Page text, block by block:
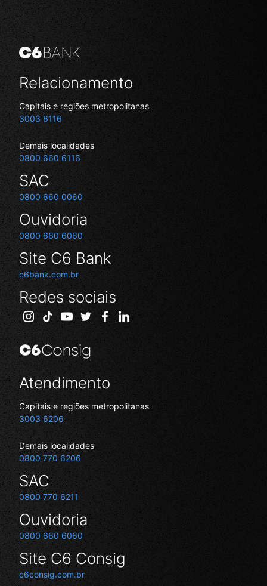
Relacionamento
Capitais e regiões metropolitanas
Número
de
celular:
3003
6116
3003 6116
Demais localidades
Número
de
celular:
0800
660
6116
0800 660 6116
SAC
Número
de
celular:
0800
660
0060
0800 660 0060
Ouvidoria
Número
de
celular:
0800
660
6060
0800 660 6060
Site C6 Bank
c6bank.com.br
Redes sociais
Atendimento
Capitais e regiões metropolitanas
Número
de
celular:
3003
6206
3003 6206
Demais localidades
Número
de
celular:
0800
770
6206
0800 770 6206
SAC
Número
de
celular:
0800
770
6211
0800 770 6211
Ouvidoria
Número
de
celular:
0800
660
0800 660 6060
Site C6 Consig
c6consig.com.br